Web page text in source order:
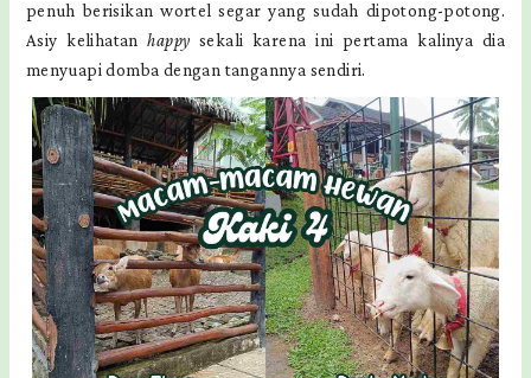
penuh berisikan wortel segar yang sudah dipotong-potong.
Asiy kelihatanhappy sekali karena ini pertama kalinya dia
menyuapi domba dengan tangannya sendiri.